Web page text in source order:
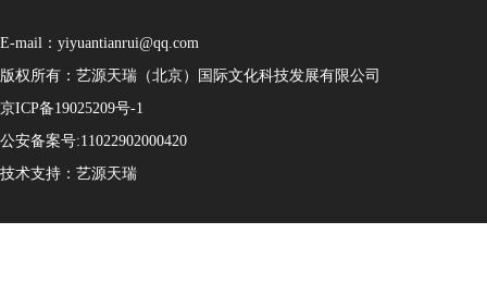
E-mail：yiyuantianrui@qq.com
版权所有：艺源天瑞（北京）国际文化科技发展有限公司
京ICP备19025209号-1
公安备案号:11022902000420
技术支持： 艺源天瑞